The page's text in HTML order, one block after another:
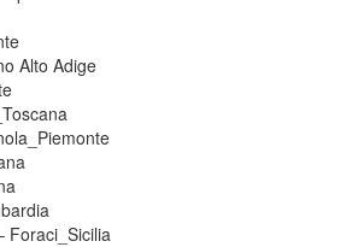
Alto Adige
Foraci_Sicilia